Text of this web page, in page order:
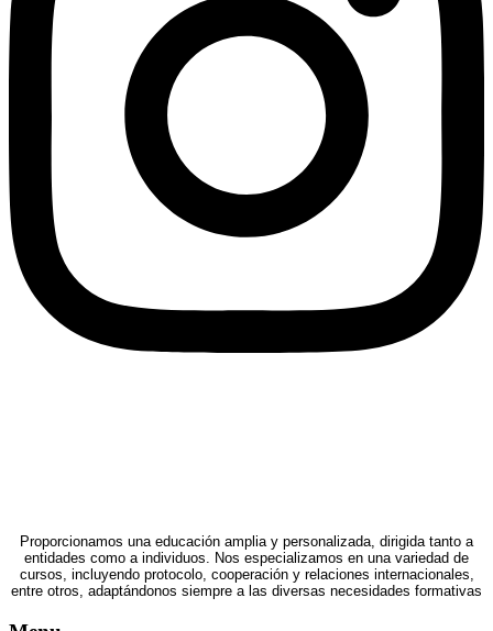
Proporcionamos una educación amplia y personalizada, dirigida tanto a
entidades como a individuos. Nos especializamos en una variedad de
cursos, incluyendo protocolo, cooperación y relaciones internacionales,
entre otros, adaptándonos siempre a las diversas necesidades formativas